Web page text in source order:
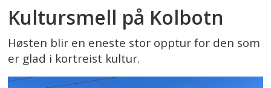
Kultursmell på Kolbotn
Høsten blir en eneste stor opptur for den som
er glad i kortreist kultur.